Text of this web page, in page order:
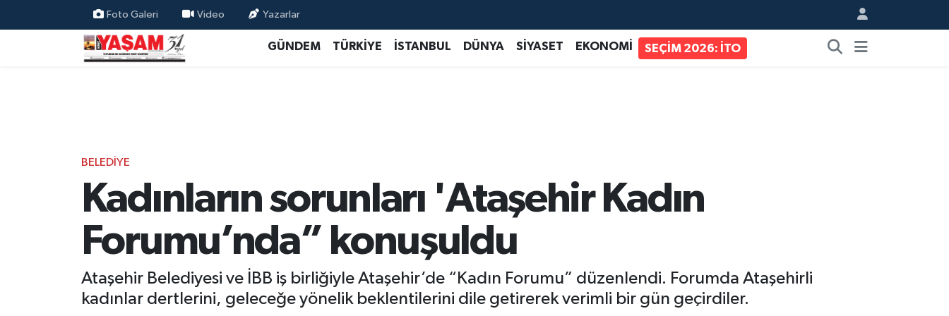
Foto Galeri Video Yazarlar
GÜNDEM TÜRKİYE İSTANBUL DÜNYA SİYASET EKONOMİ SEÇİM 2026: İTO
BELEDİYE
Kadınların sorunları 'Ataşehir Kadın
Forumu’nda” konuşuldu
Ataşehir Belediyesi ve İBB iş birliğiyle Ataşehir’de “Kadın Forumu” düzenlendi. Forumda Ataşehirli
kadınlar dertlerini, geleceğe yönelik beklentilerini dile getirerek verimli bir gün geçirdiler.